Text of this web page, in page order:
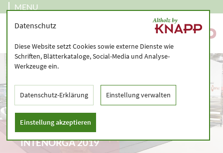
MENU
RÜCKSCHAU
INTENORGA 2019
Datenschutz
Diese Website setzt Cookies sowie externe Dienste wie
Schriften, Blätterkataloge, Social-Media und Analyse-
Werkzeuge ein.
Datenschutz-Erklärung Einstellung verwalten
Einstellung akzeptieren